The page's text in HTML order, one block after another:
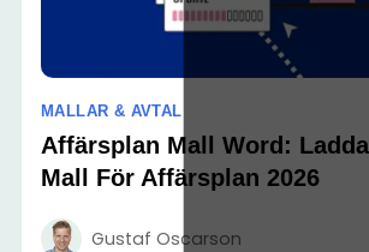
MALLAR & AVTAL
Affärsplan Mall Word:
Mall För Affärsplan 2026
Gustaf Oscarson